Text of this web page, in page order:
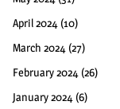
April 2024 (10)
March 2024 (27)
February 2024 (26)
January 2024 (6)